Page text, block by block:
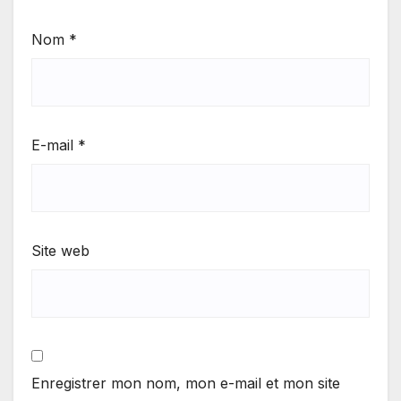
Nom *
E-mail *
Site web
Enregistrer mon nom, mon e-mail et mon site